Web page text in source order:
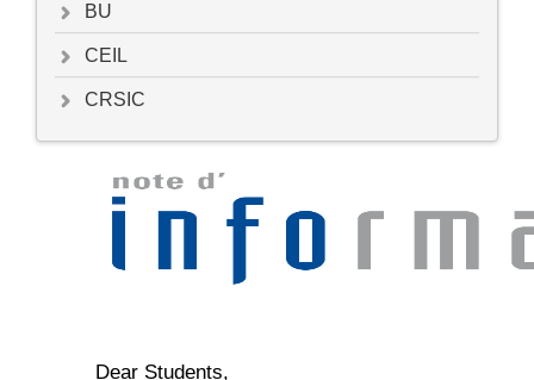
BU
CEIL
CRSIC
Dear Students,